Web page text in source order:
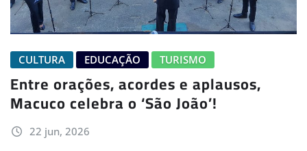
CULTURA EDUCAÇÃO TURISMO
Entre orações, acordes e aplausos,
Macuco celebra o ‘São João’!
22 jun, 2026